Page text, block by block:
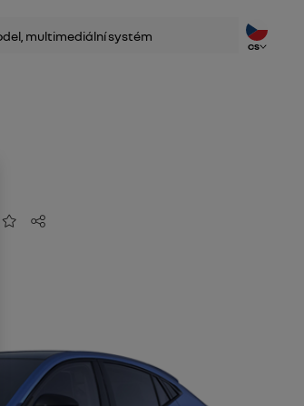
CS
Přidat do oblíbených
Sdílet